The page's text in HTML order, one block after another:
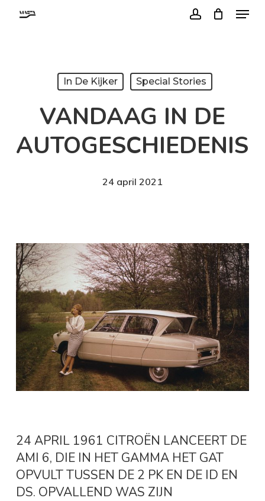
Menu
In De Kijker Special Stories
VANDAAG IN DE
AUTOGESCHIEDENIS
24 april 2021
24 APRIL 1961 CITROËN LANCEERT DE
AMI 6, DIE IN HET GAMMA HET GAT
OPVULT TUSSEN DE 2 PK EN DE ID EN
DS. OPVALLEND WAS ZIJN